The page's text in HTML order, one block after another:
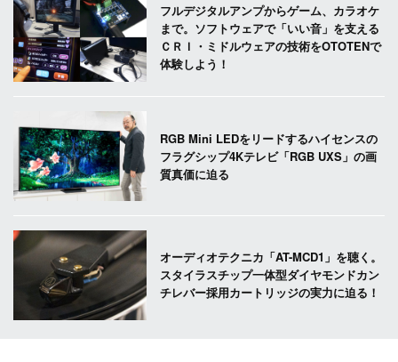
フルデジタルアンプからゲーム、カラオケ
まで。ソフトウェアで「いい音」を支える
ＣＲＩ・ミドルウェアの技術をOTOTENで
体験しよう！
RGB Mini LEDをリードするハイセンスの
フラグシップ4Kテレビ「RGB UXS」の画
質真価に迫る
オーディオテクニカ「AT-MCD1」を聴く。
スタイラスチップ一体型ダイヤモンドカン
チレバー採用カートリッジの実力に迫る！